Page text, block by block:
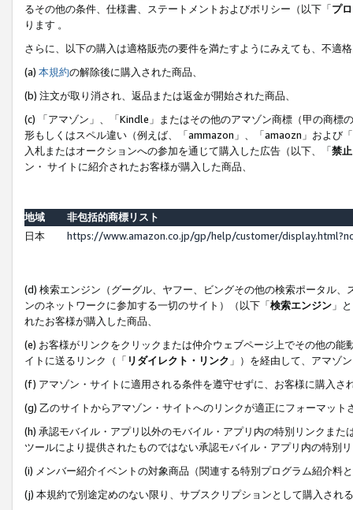
るその他の条件、仕様書、ステートメントおよびポリシー（以下「プ
ります 。
さらに、以下の購入は適格販売の要件を満たすようにみえても、不適
(a) 本規約の解除後に購入された商品、
(b) 注文が取り消され、返品または返金が開始された商品、
(c) 「アマゾン」、「Kindle」またはその他のアマゾン商標（甲の商
形もしくはスペル違い（例えば、「ammazon」、「amaozn」および
入札またはオークションへの参加を通じて購入した広告（以下、「禁
ン・ サイトに紹介されたお客様が購入した商品、
地域
非包括的商標リスト
日本
https://www.amazon.co.jp/gp/help/customer/
(d) 検索エンジン（グーグル、ヤフー、ビングその他の検索ポータル
ンのネットワークに参加する一切のサイト）（以下「検索エンジン 」
れたお客様が購入した商品、
(e) お客様がリンクをクリックまたは仲介ウェブページ上でその他の
イトに送るリンク（「 リダイレクト・リンク 」）を経由して、アマゾ
(f) アマゾン・サイトに適用される条件を遵守せずに、お客様に購入さ
(g) 乙のサイトからアマゾン・サイトへのリンクが適正にフォーマッ
(h) 承認モバイル・アプリ以外のモバイル・アプリ内の特別リンクま
ツールにより提供されたものではない承認モバイル・アプリ内の特別
(i) メンバー紹介イベントの対象商品（関連する特別プログラム紹介料
(j) 本規約で別途定めのない限り、サブスクリプションとして購入され